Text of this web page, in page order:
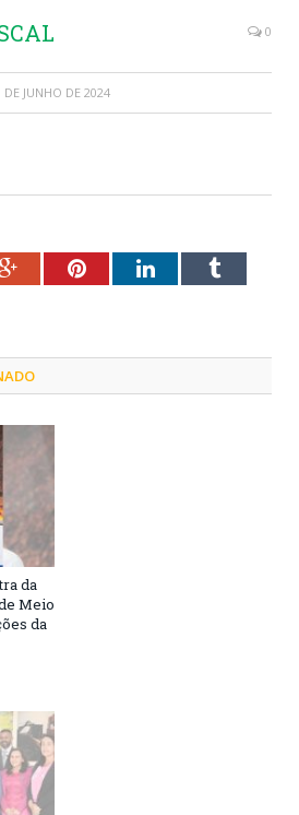
0
DE JUNHO DE 2024
Google+PinterestLinkedInTumblr
da
Meio
da